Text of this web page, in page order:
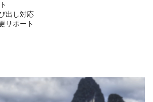
出し対応
サポート